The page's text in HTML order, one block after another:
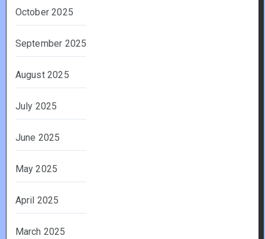
October 2025
September 2025
August 2025
July 2025
June 2025
May 2025
April 2025
March 2025